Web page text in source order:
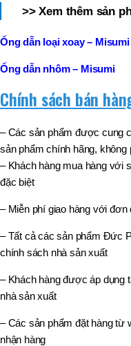
>> Xem thêm sản
Ống dẫn loại xoay – Misumi
Ống dẫn nhôm – Misumi
Chính sách bán
– Các sản phẩm được cung
sản phẩm chính hãng, không
– Khách hàng mua hàng với
đặc biệt
– Miễn phí giao hàng với đơn
– Tất cả các sản phẩm Đức
chính sách nhà sản xuất
– Khách hàng được áp dụng
nhà sản xuất
– Các sản phẩm đặt hàng từ
nhận hàng